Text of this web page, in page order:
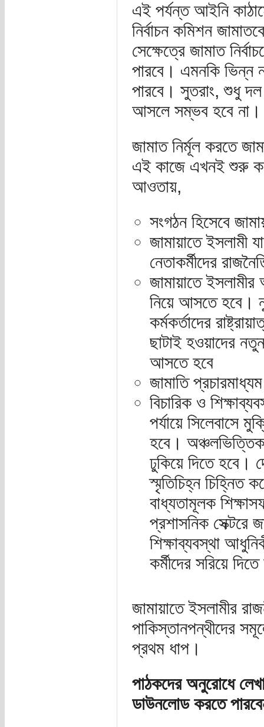
এই পর্যন্ত আইনি
নির্বাচন কমিশন
সেক্ষেত্রে জামাত
পারবে। এমনকি ভিন্ন
পারবে। সুতরাং, শুধু দল
আসলে সম্ভব হবে না।
জামাত নির্মূল করতে
এই কাজে এখনই শুরু করে
আওতায়,
সংগঠন হিসেবে
জামায়াতে ইসলামী
নেতাকর্মীদের
জামায়াতে
নিয়ে আসতে হবে।
কর্মকর্তাদের
ছাটাই হওয়াদের
আসতে হবে
জামাতি
বিচারিক ও
পর্যায়ে সিলেবাসে
হবে। অঞ্চলভিত্তিক
ঢুকিয়ে দিতে হবে।
স্মৃতিচিহ্ন চিহ্নিত
বাধ্যতামূলক
প্রশাসনিক সেক্টরে
শিক্ষাব্যবস্থা
কর্মীদের সরিয়ে
জামায়াতে ইসলামীর
পাকিস্তানপন্থীদের
প্রথম ধাপ।
পাঠকদের অনুরোধে
ডাউনলোড করতে